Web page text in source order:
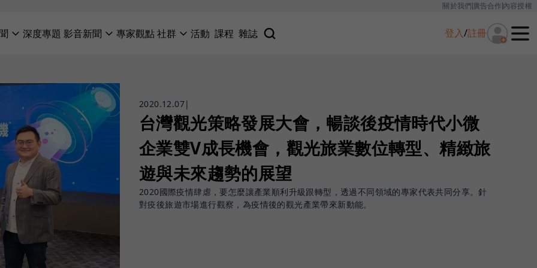
關於我們廣告合作內容授權
深度專題 影音新聞 專家觀點社群 活動 課程 雜誌 登入/註冊
2020.12.07|
台灣觀光策略發展大會，暢談後疫情時代小微
企業雙V成長機會，觀光旅業數位轉型、精緻旅
遊與未來趨勢的展望
2020國際疫情肆虐，要怎麼讓產業順利升級跟轉型，透過不同領域的專家代表共同分享。針
對疫後旅遊市場進行觀察，為疫情後的觀光產業帶來新動能。